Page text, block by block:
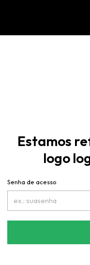
Estamos
logo
Senha de acesso